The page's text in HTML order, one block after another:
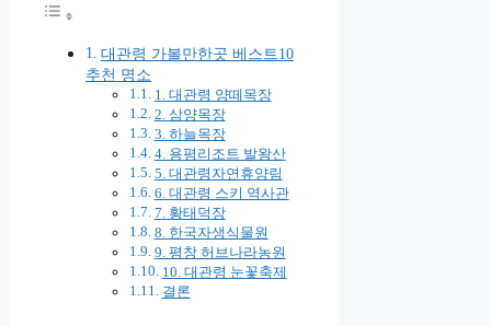
대관령 가볼만한곳 베스트10
추천 명소
1. 대관령 양떼목장
2. 삼양목장
3. 하늘목장
4. 용평리조트 발왕산
5. 대관령자연휴양림
6. 대관령 스키 역사관
7. 황태덕장
8. 한국자생식물원
9. 평창 허브나라농원
10. 대관령 눈꽃축제
결론